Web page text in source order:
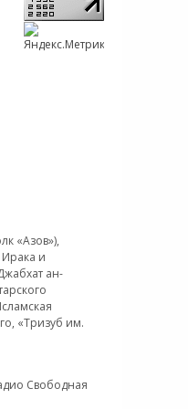
«Азов»),
Ирака и
ан-
«Тризуб им.
Свободная